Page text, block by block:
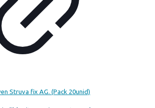
Struva fix AG. (Pack 20unid)